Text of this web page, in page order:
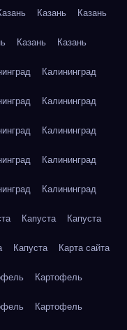
Казань Казань
Казань Казань
Калининград
Калининград
Калининград
Калининград
Калининград
Капуста Капуста
Капуста Карта сайта
Картофель
Картофель